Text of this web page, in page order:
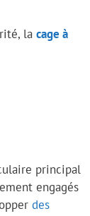
la cage à
principal
engagés
des